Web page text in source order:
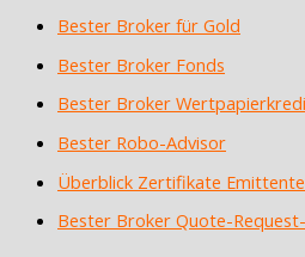
Bester Broker für Gold
Bester Broker Fonds
Bester Broker
Bester Robo-Advisor
Überblick Zertifikate
Bester Broker Quote-